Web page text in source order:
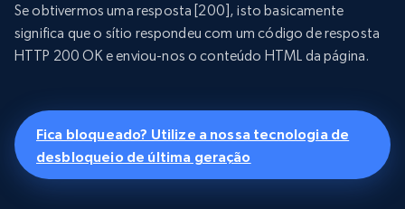
Se obtivermos uma resposta [200], isto basicamente
significa que o sítio respondeu com um código de resposta
HTTP 200 OK e enviou-nos o conteúdo HTML da página.
Fica bloqueado? Utilize a nossa tecnologia de
desbloqueio de última geração